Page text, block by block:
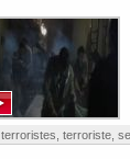
terroristes terroriste,